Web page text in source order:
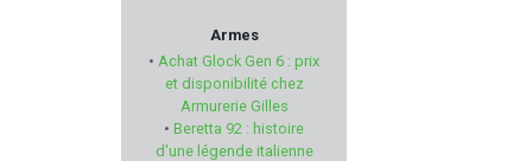
CAMO FORM
ISSC Austria
Armes
• Achat Glock Gen 6 : prix
et disponibilité chez
Armurerie Gilles
• Beretta 92 : histoire
d'une légende italienne